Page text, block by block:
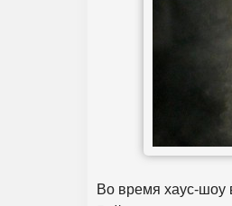
Во время хаус-шоу